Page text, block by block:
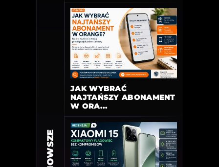
JAK WYBRAĆ
NAJTAŃSZY ABONAMENT
W ORA...